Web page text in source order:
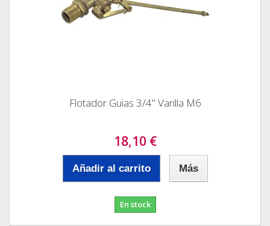
Flotador Guias 3/4" Varilla M6
18,10 €
Añadir al carrito Más
En stock